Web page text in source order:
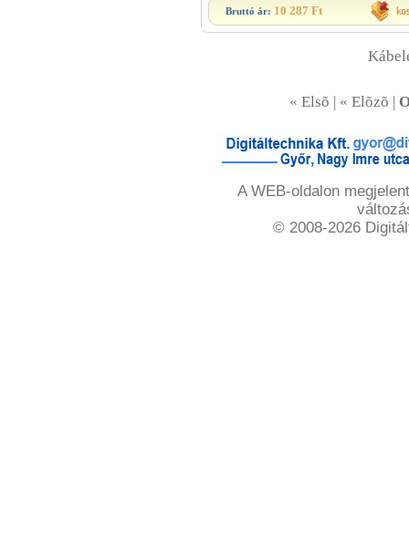
Bruttó ár: 10 287 Ft
« Elsõ | « Elõzõ |
A WEB-oldalon
© 2008-2026